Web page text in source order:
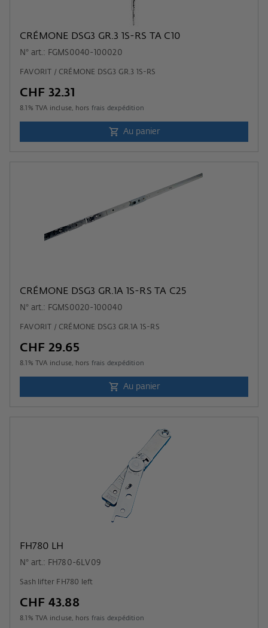
CRÉMONE DSG3 GR.3 1S-RS TA C10
N° art.: FGMS0040-100020
FAVORIT / CRÉMONE DSG3 GR.3 1S-RS
CHF 32.31
8.1 % TVA incluse, hors frais dexpédition
Au panier
CRÉMONE DSG3 GR.1A 1S-RS TA C25
N° art.: FGMS0020-100040
FAVORIT / CRÉMONE DSG3 GR.1A 1S-RS
CHF 29.65
8.1 % TVA incluse, hors frais dexpédition
Au panier
FH780 LH
N° art.: FH780-6LV09
Sash lifter FH780 left
CHF 43.88
8.1 % TVA incluse, hors frais dexpédition